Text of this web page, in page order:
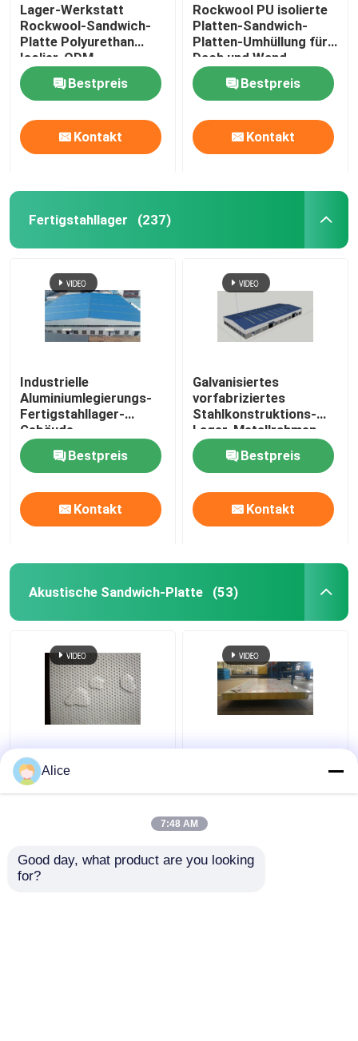
Lager-Werkstatt
Rockwool-Sandwich-
Platte Polyurethan
Isolier-ODM
Bestpreis
Kontakt
Rockwool PU isolierte
Platten-Sandwich-
Platten-Umhüllung für
Dach und Wand
Bestpreis
Kontakt
Fertigstahllager (237)
Industrielle
Aluminiumlegierungs-
Fertigstahllager-
Gebäude
kundengerecht
Bestpreis
Kontakt
Galvanisiertes
vorfabriziertes
Stahlkonstruktions-
Lager-Metallrahmen
ODM
Bestpreis
Kontakt
Akustische Sandwich-Platte (53)
Werkstatt-isolierte
akustische Sandwich-
Platte Puf Deckungs-
Schalldichtes
akustisches Sandwich-
Alice
7:48 AM
Good day, what product are you looking
for?